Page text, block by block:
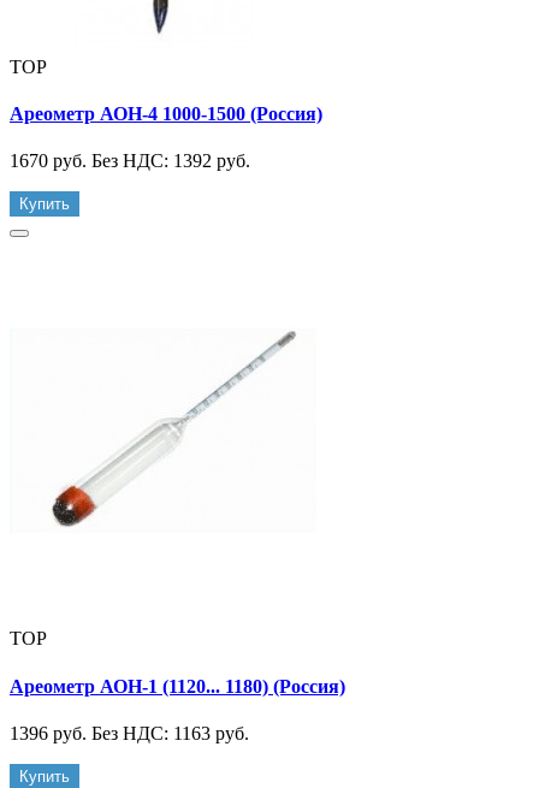
TOP
Ареометр АОН-4 1000-1500 (Россия)
1670 руб. Без НДС: 1392 руб.
Купить
TOP
Ареометр АОН-1 (1120... 1180) (Россия)
1396 руб. Без НДС: 1163 руб.
Купить